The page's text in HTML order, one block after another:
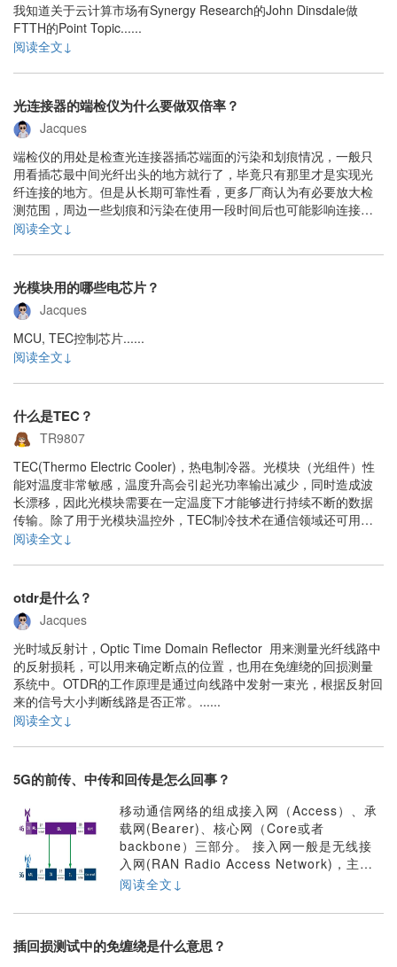
我知道关于云计算市场有Synergy Research的John Dinsdale做
FTTH的Point Topic......
阅读全文↓
光连接器的端检仪为什么要做双倍率？
Jacques
端检仪的用处是检查光连接器插芯端面的污染和划痕情况，一般只
用看插芯最中间光纤出头的地方就行了，毕竟只有那里才是实现光
纤连接的地方。但是从长期可靠性看，更多厂商认为有必要放大检
测范围，周边一些划痕和污染在使用一段时间后也可能影响连接器
质量，所以现在一些对可靠性要求高的连接器厂家都开始使用双倍
阅读全文↓
光模块用的哪些电芯片？
Jacques
MCU, TEC控制芯片......
阅读全文↓
什么是TEC？
TR9807
TEC(Thermo Electric Cooler)，热电制冷器。光模块（光组件）性
能对温度非常敏感，温度升高会引起光功率输出减少，同时造成波
长漂移，因此光模块需要在一定温度下才能够进行持续不断的数据
传输。除了用于光模块温控外，TEC制冷技术在通信领域还可用于
光纤放大器、基站电池柜、光通道监视器、社区公共电视天线系
阅读全文↓
otdr是什么？
Jacques
光时域反射计，Optic Time Domain Reflector 用来测量光纤线路中
的反射损耗，可以用来确定断点的位置，也用在免缠绕的回损测量
系统中。OTDR的工作原理是通过向线路中发射一束光，根据反射回
来的信号大小判断线路是否正常。......
阅读全文↓
5G的前传、中传和回传是怎么回事？
移动通信网络的组成接入网（Access）、承
载网(Bearer)、核心网（Core或者
backbone）三部分。 接入网一般是无线接
入网(RAN Radio Access Network)，主要
由基站（Base station）和连接基站的线路
不同，对光纤的使用也不同。从4G时代开
几个部分。4G只有前传和回传两部分B......
阅读全文↓
插回损测试中的免缠绕是什么意思？